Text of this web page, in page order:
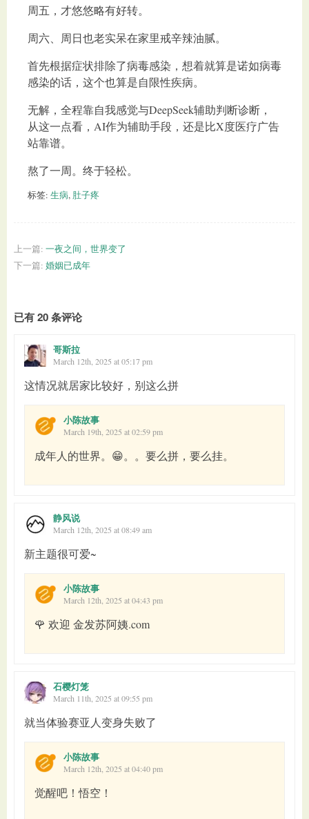
周五，才悠悠略有好转。
周六、周日也老实呆在家里戒辛辣油腻。
首先根据症状排除了病毒感染，想着就算是诺如病毒
感染的话，这个也算是自限性疾病。
无解，全程靠自我感觉与DeepSeek辅助判断诊断，
从这一点看，AI作为辅助手段，还是比X度医疗广告
站靠谱。
熬了一周。终于轻松。
标签: 生病, 肚子疼
上一篇: 一夜之间，世界变了
下一篇: 婚姻已成年
已有 20 条评论
哥斯拉
March 12th, 2025 at 05:17 pm
这情况就居家比较好，别这么拼
小陈故事
March 19th, 2025 at 02:59 pm
成年人的世界。😁。。要么拼，要么挂。
静风说
March 12th, 2025 at 08:49 am
新主题很可爱~
小陈故事
March 12th, 2025 at 04:43 pm
🌹 欢迎 金发苏阿姨.com
石樱灯笼
March 11th, 2025 at 09:55 pm
就当体验赛亚人变身失败了
小陈故事
March 12th, 2025 at 04:40 pm
觉醒吧！悟空！